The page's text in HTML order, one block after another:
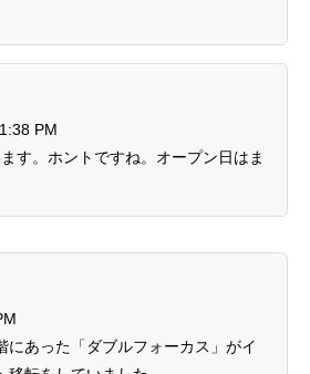
PM
す。ホントですね。オープン日はま
にあった「ダブルフォーカス」がイ